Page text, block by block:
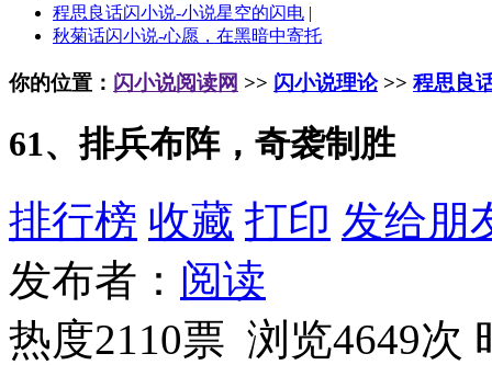
程思良话闪小说-小说星空的闪电 |
秋菊话闪小说-心愿，在黑暗中寄托
你的位置： 闪小说阅读网 >> 闪小说理论>> 程思良
61、排兵布阵，奇袭制胜
排行榜 收藏 打印 发给朋
发布者： 阅读
热度2110票 浏览4649次